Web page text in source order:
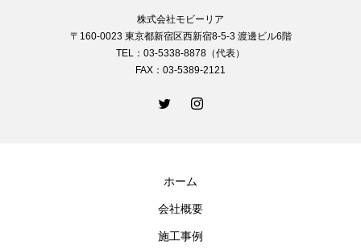
株式会社モビーリア
〒160-0023 東京都新宿区西新宿8-5-3 渡邊ビル6階
TEL：03-5338-8878（代表）
FAX：03-5389-2121
ホーム
会社概要
施工事例